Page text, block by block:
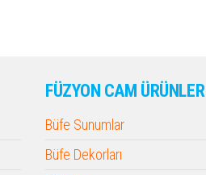
FÜZYON CAM ÜRÜNLER
Büfe Sunumlar
Büfe Dekorları